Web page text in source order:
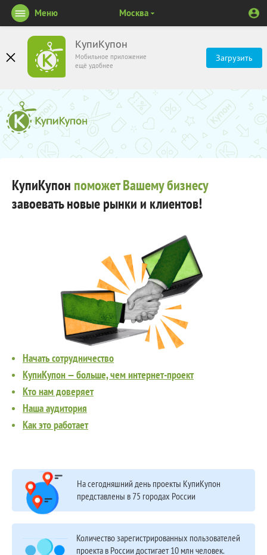
КупиКупон
Мобильное приложение
ещё удобнее
Загрузить
Меню Москва
КупиКупон поможет Вашему бизнесу
завоевать новые рынки и клиентов!
Начать сотрудничество
КупиКупон — больше, чем интернет-проект
Кто нам доверяет
Наша аудитория
Как это работает
На сегодняшний день проекты КупиКупон
представлены в 75 городах России
Количество зарегистрированных пользователей
проекта в России достигает 10 млн человек.